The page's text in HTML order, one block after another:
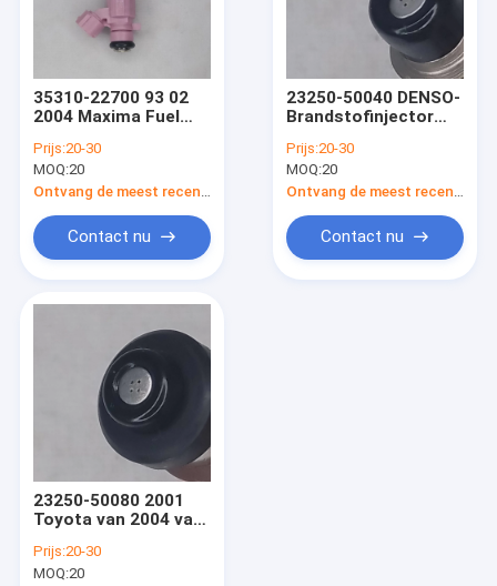
Producten
Ongeveer ons
Fabrieksreis
Kwaliteitscontrole
Verzoek om een Citaat
Autobrandstofinjectors
Boschbrandstofinjector
De Brandstofinjector van Magnetimarelli
DELPHI Fuel Injector
DENSO-Brandstofinjector
35310-22700 93 02
2004 Maxima Fuel
HYUNDAI Yueda Kia
Rio 1.3L
Prijs:20-30
MOQ:20
Contact nu
23250-50040 DENSO-
Brandstofinjector
V8 1998-2005 Lexus
Prijs:20-30
MOQ:20
Contact nu
23250-50080 2001
Toyota van 2004 van
Vervangingstoyota
van de
Prijs:20-30
MOQ:20